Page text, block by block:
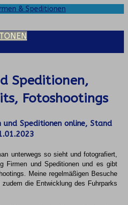
Speditionen,
Fotoshootings
und Speditionen online, Stand
unterwegs so sieht und fotografiert,
Firmen und Speditionen und es gibt
Meine regelmäßigen Besuche
die Entwicklung des Fuhrparks